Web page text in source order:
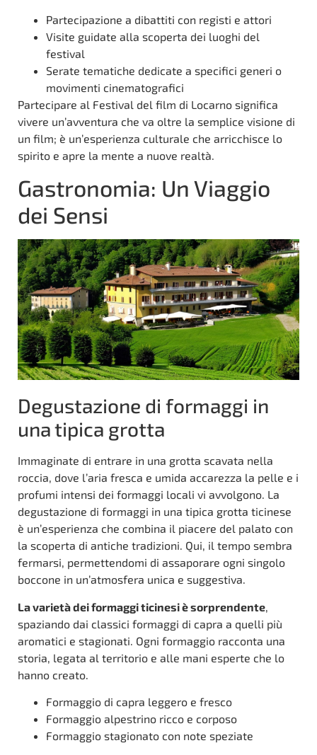
Partecipazione a dibattiti con registi e attori
Visite guidate alla scoperta dei luoghi del
festival
Serate tematiche dedicate a specifici generi o
movimenti cinematografici
Partecipare al Festival del film di Locarno significa
vivere un’avventura che va oltre la semplice visione di
un film; è un’esperienza culturale che arricchisce lo
spirito e apre la mente a nuove realtà.
Gastronomia: Un Viaggio
dei Sensi
Degustazione di formaggi in
una tipica grotta
Immaginate di entrare in una grotta scavata nella
roccia, dove l’aria fresca e umida accarezza la pelle e i
profumi intensi dei formaggi locali vi avvolgono. La
degustazione di formaggi in una tipica grotta ticinese
è un’esperienza che combina il piacere del palato con
la scoperta di antiche tradizioni. Qui, il tempo sembra
fermarsi, permettendomi di assaporare ogni singolo
boccone in un’atmosfera unica e suggestiva.
La varietà dei formaggi ticinesi è sorprendente,
spaziando dai classici formaggi di capra a quelli più
aromatici e stagionati. Ogni formaggio racconta una
storia, legata al territorio e alle mani esperte che lo
hanno creato.
Formaggio di capra leggero e fresco
Formaggio alpestrino ricco e corposo
Formaggio stagionato con note speziate